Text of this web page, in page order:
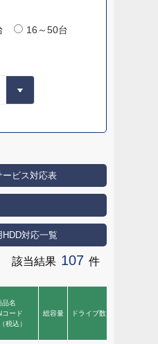
16～50台
ービス対応表
対応一覧
該当結果 107 件
品名
コード
税込）
総容量 ドライブ数